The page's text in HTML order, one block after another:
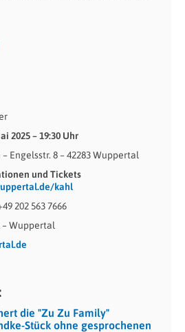
2025 – 19:30 Uhr
Engelsstr. 8 – 42283 Wuppertal
und Tickets
kahl
202 563 7666
Wuppertal
die "Zu Zu Family"
Stück ohne gesprochenen